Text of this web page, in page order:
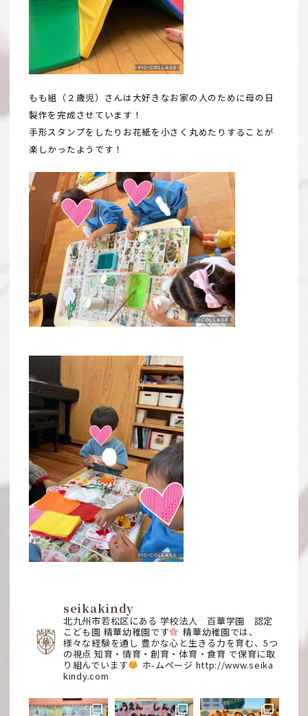
もも組（２歳児）さんは大好きなお家の人のために母の日
製作を完成させています！
手形スタンプをしたりお花紙を小さく丸めたりすることが
楽しかったようです！
seikakindy
北九州市若松区にある 学校法人 百華学園 認定
こども園 精華幼稚園です
精華幼稚園では、
様々な経験を通し 豊かな心と生きる力を育む、5つ
の視点 知育・情育・創育・体育・食育 で保育に取
り組んでいます
ホ-ムページ http://www.seika
kindy.com